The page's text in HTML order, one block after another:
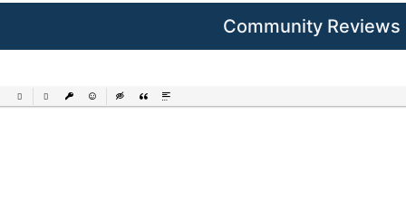
Community Reviews
List
Unordered List
Insert LinkInsert protected link
EmoticonsInsert hidden text
Insert Quote
Insert spoiler